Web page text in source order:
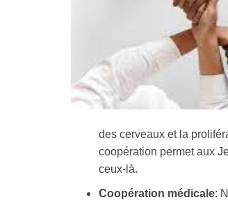
des cerveaux et la
coopération permet aux
ceux-là.
Coopération médicale: